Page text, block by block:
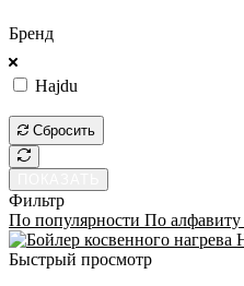
Бренд
Hajdu
Сбросить
Фильтр
По популярности По алфавиту
Быстрый просмотр